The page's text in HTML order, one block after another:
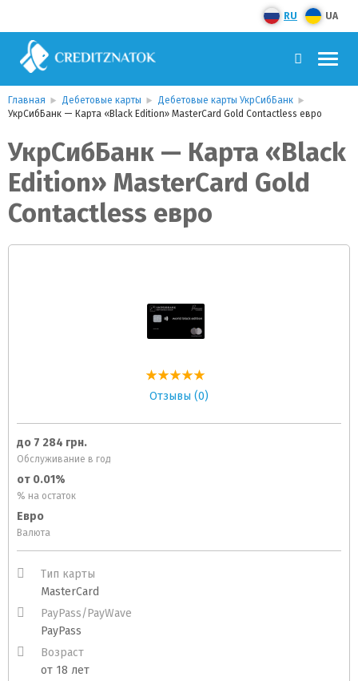
RU UA
Главная Дебетовые карты
Дебетовые карты УкрСибБанк
УкрСибБанк — Карта «Black Edition» MasterCard Gold Contactless евро
УкрСибБанк — Карта «Black
Edition» MasterCard Gold
Contactless евро
Отзывы (0)
до 7 284 грн.
Обслуживание в год
от 0.01%
% на остаток
Евро
Валюта
Тип карты
MasterCard
PayPass/PayWave
PayPass
Возраст
от 18 лет